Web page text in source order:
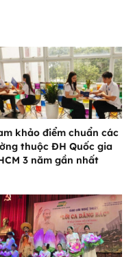
khảo điểm chuẩn các
thuộc ĐH Quốc gia
3 năm gần nhất